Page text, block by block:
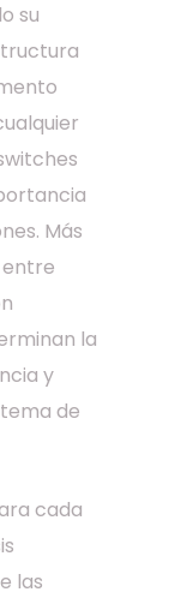
su
Más
la
y
de
cada
las